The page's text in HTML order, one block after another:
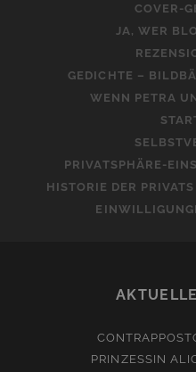
COVER-
JA, WER
GEDICHTE –
WENN PETRA
PRIVATSPHÄRE-
HISTORIE DER
PRINZESSIN